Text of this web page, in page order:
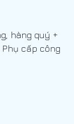
hàng quý +
cấp công